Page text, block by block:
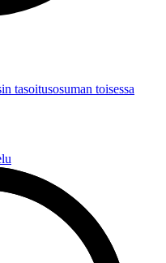
tasoitusosuman toisessa